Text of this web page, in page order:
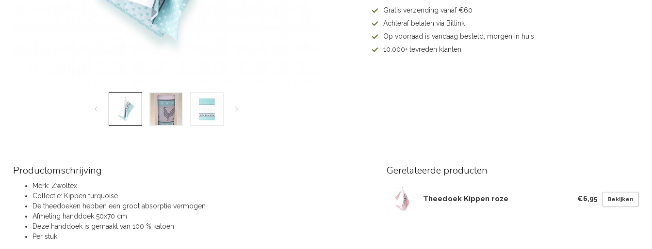
Gratis verzending vanaf €60
Achteraf betalen via Billink
Op voorraad is vandaag besteld, morgen in huis
10.000+ tevreden klanten
Productomschrijving
Merk: Zwoltex
Collectie: Kippen turquoise
De theedoeken hebben een groot absorptie vermogen
Afmeting handdoek 50x70 cm
Deze handdoek is gemaakt van 100 % katoen
Per stuk
Gerelateerde producten
Theedoek Kippen roze €6,95 Bekijken